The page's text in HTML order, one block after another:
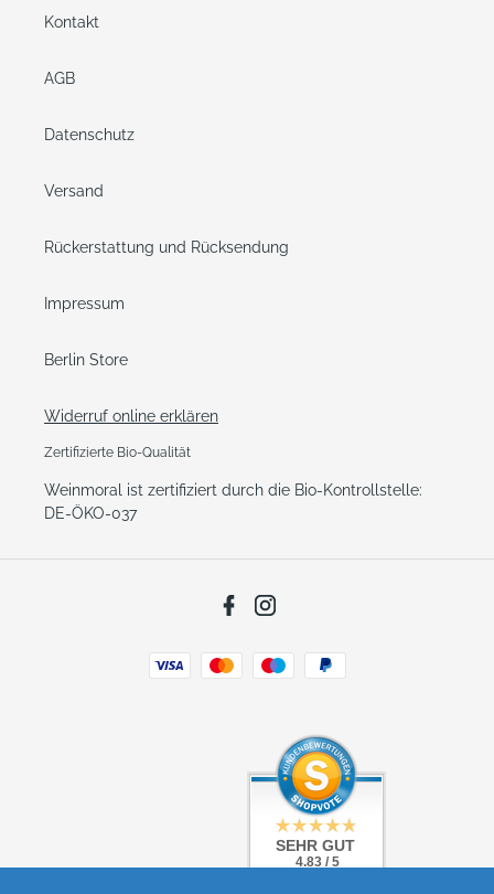
Kontakt
AGB
Datenschutz
Versand
Rückerstattung und Rücksendung
Impressum
Berlin Store
Widerruf online erklären
Zertifizierte Bio-Qualität
Weinmoral ist zertifiziert durch die Bio-Kontrollstelle:
DE-ÖKO-037
Facebook
Zahlungsarten
SEHR GUT
4.83 / 5
SEHR GUT
4.83 / 5